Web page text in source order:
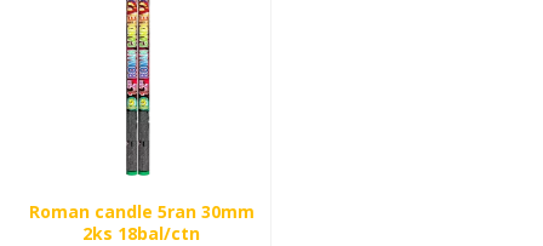
Roman candle 5ran 30mm
2ks 18bal/ctn